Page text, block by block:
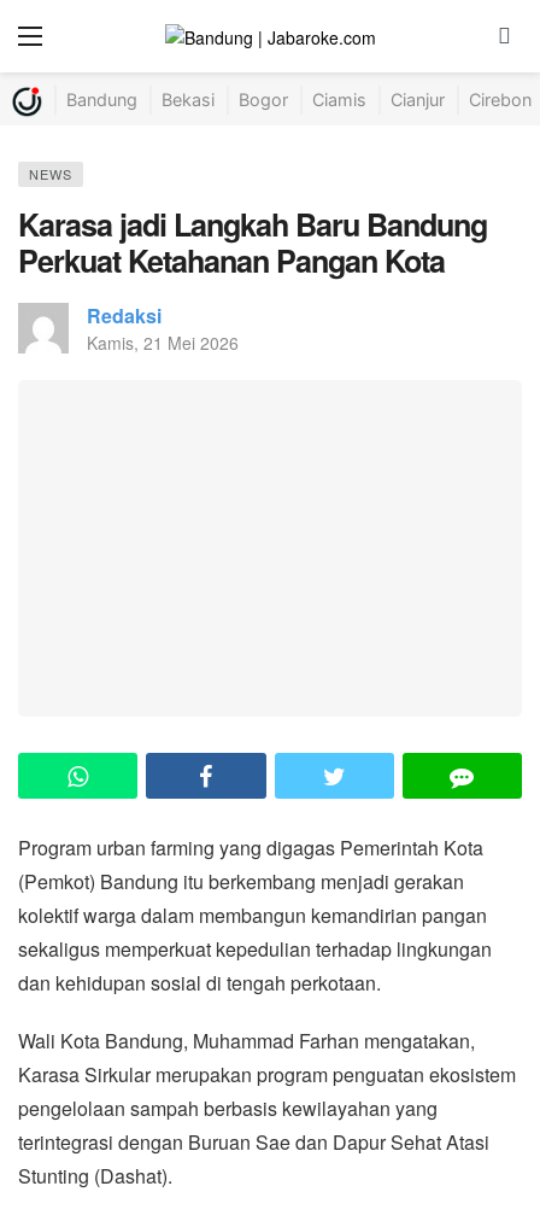
Bandung Bekasi Bogor Ciamis Cianjur Cirebon
NEWS
Karasa jadi Langkah Baru Bandung
Perkuat Ketahanan Pangan Kota
Redaksi
Kamis, 21 Mei 2026
Program urban farming yang digagas Pemerintah Kota
(Pemkot) Bandung itu berkembang menjadi gerakan
kolektif warga dalam membangun kemandirian pangan
sekaligus memperkuat kepedulian terhadap lingkungan
dan kehidupan sosial di tengah perkotaan.
Wali Kota Bandung, Muhammad Farhan mengatakan,
Karasa Sirkular merupakan program penguatan ekosistem
pengelolaan sampah berbasis kewilayahan yang
terintegrasi dengan Buruan Sae dan Dapur Sehat Atasi
Stunting (Dashat).